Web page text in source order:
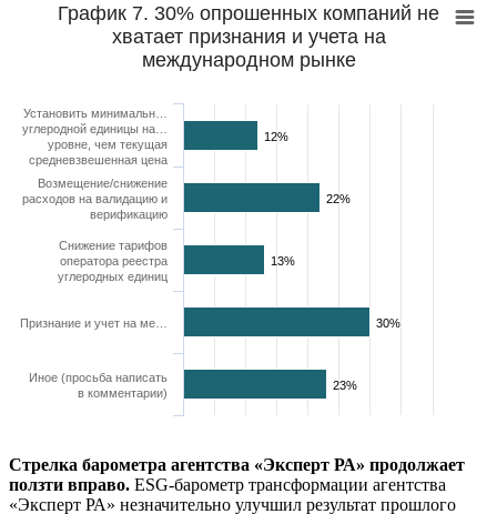
График 7. 30% опрошенных компаний не
хватает признания и учета на
международном рынке
12%
22%
13%
30%
23%
Установить минимальн…
углеродной единицы на…
уровне, чем текущая
средневзвешенная цена
Возмещение/снижение
расходов на валидацию и
верификацию
Снижение тарифов
оператора реестра
углеродных единиц
Признание и учет на ме…
Иное (просьба написать
в комментарии)
Стрелка барометра агентства «Эксперт РА» продолжает
ползти вправо. ESG-барометр трансформации агентства
«Эксперт РА» незначительно улучшил результат прошлого